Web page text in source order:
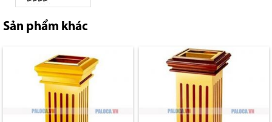
Sản phẩm khác